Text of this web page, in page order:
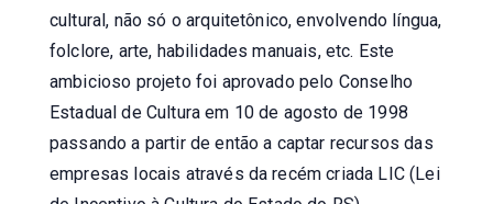
cultural, não só o arquitetônico, envolvendo língua,
folclore, arte, habilidades manuais, etc. Este
ambicioso projeto foi aprovado pelo Conselho
Estadual de Cultura em 10 de agosto de 1998
passando a partir de então a captar recursos das
empresas locais através da recém criada LIC (Lei